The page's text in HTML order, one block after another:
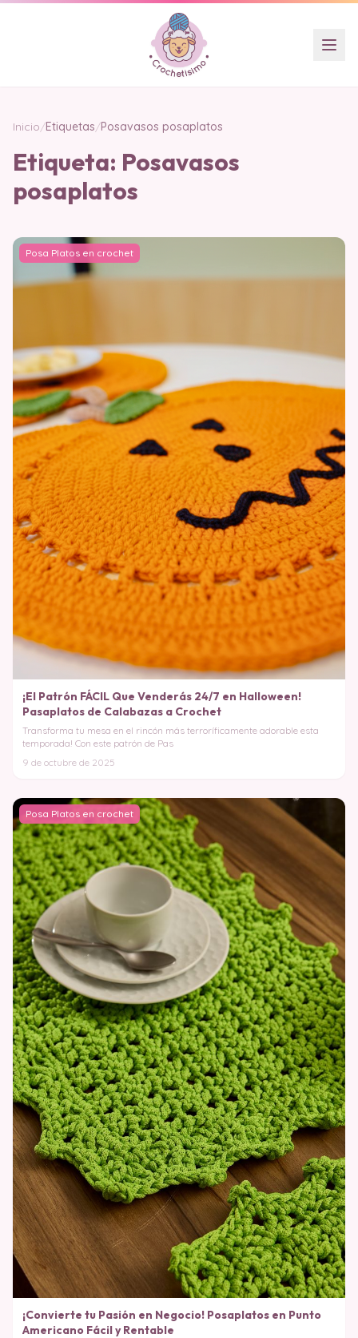
Inicio/Etiquetas/Posavasos posaplatos
Etiqueta: Posavasos
posaplatos
Posa Platos en crochet
¡El Patrón FÁCIL Que Venderás 24/7 en Halloween!
Pasaplatos de Calabazas a Crochet
Transforma tu mesa en el rincón más terroríficamente adorable esta
temporada! Con este patrón de Pas
9 de octubre de 2025
Posa Platos en crochet
¡Convierte tu Pasión en Negocio! Posaplatos en Punto
Americano Fácil y Rentable